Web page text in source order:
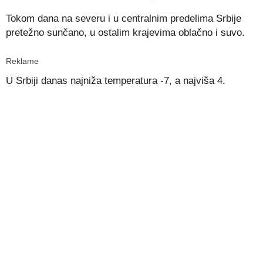
Tokom dana na severu i u centralnim predelima Srbije
pretežno sunčano, u ostalim krajevima oblačno i suvo.
Reklame
U Srbiji danas najniža temperatura -7, a najviša 4.